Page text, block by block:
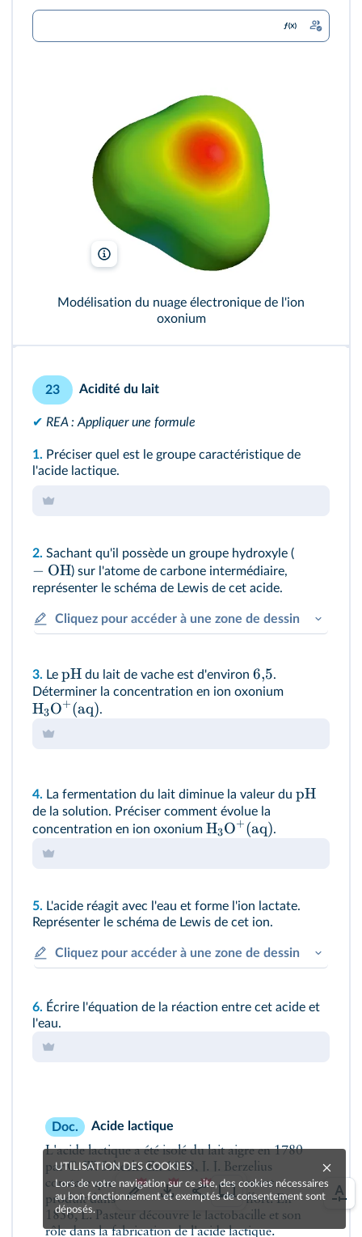
Benjah-bmm27/Wikimedia
Modélisation du nuage électronique de l'ion
oxonium
23 Acidité du lait
✔ REA : Appliquer une formule
1. Préciser quel est le groupe caractéristique de
l'acide lactique.
2. Sachant qu'il possède un groupe hydroxyle (
− OH) sur l'atome de carbone intermédiaire,
représenter le schéma de Lewis de cet acide.
Cliquez pour accéder à une zone de dessin
3. Le pH du lait de vache est d'environ 6,5.
Déterminer la concentration en ion oxonium
H3O+(aq).
4. La fermentation du lait diminue la valeur du pH
de la solution. Préciser comment évolue la
concentration en ion oxonium H3O+(aq).
5. L'acide réagit avec l'eau et forme l'ion lactate.
Représenter le schéma de Lewis de cet ion.
Cliquez pour accéder à une zone de dessin
6. Écrire l'équation de la réaction entre cet acide et
l'eau.
Doc.
Acide lactique
L'acide lactique a été isolé du lait aigre en 1780
par C. W. Scheele. En 1808, J. J. Berzelius
constate que l'acide lactique est également
produit dans des muscles pendant l'effort. En
1856, L. Pasteur découvre le lactobacille et son
rôle dans la fabrication de l'acide lactique.
UTILISATION DES COOKIES
Lors de votre navigation sur ce site, des cookies nécessaires
au bon fonctionnement et exemptés de consentement sont
déposés.